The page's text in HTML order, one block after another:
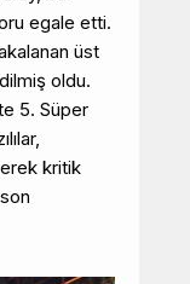
egale etti.
üst
oldu.
5. Süper
kritik